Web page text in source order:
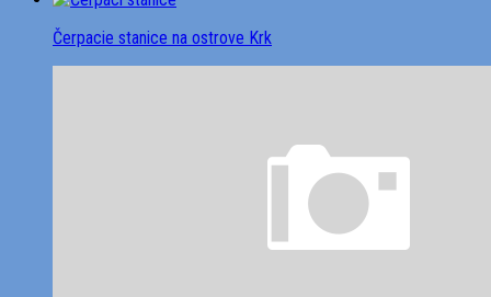
Čerpacie stanice na ostrove Krk